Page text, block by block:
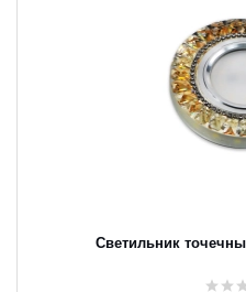
Светильник